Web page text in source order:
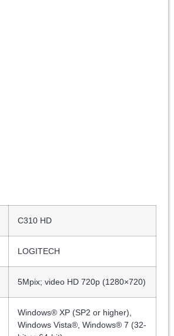
C310 HD
LOGITECH
5Mpix; video HD 720p (1280×720)
Windows® XP (SP2 or higher),
Windows Vista®, Windows® 7 (32-